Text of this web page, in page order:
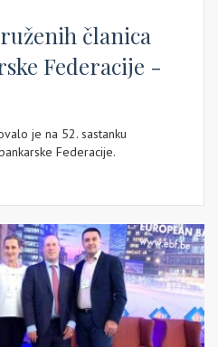
članica
Federacije -
je na 52. sastanku
Federacije.